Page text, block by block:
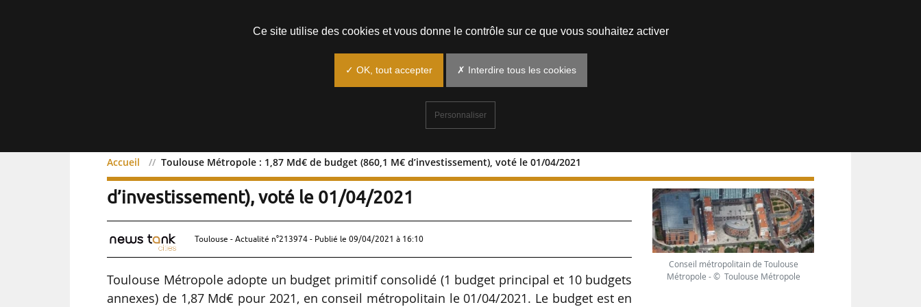
Accueil Toulouse Métropole : 1,87 Md€ de budget (860,1 M€ d’investissement), voté le 01/04/2021
Toulouse Métropole : 1,87 Md€ de budget (860,1 M€
d’investissement), voté le 01/04/2021
Toulouse - Actualité n°213974 - Publié le 09/04/2021 à 16:10
Toulouse Métropole adopte un budget primitif consolidé (1 budget principal et 10 budgets
annexes) de 1,87 Md€ pour 2021, en conseil métropolitain le 01/04/2021. Le budget est en
Conseil métropolitain de Toulouse
Métropole - © Toulouse Métropole
Ce site utilise des cookies et vous donne le contrôle sur ce que vous souhaitez activer
✓ OK, tout accepter ✗ Interdire tous les cookies
Personnaliser